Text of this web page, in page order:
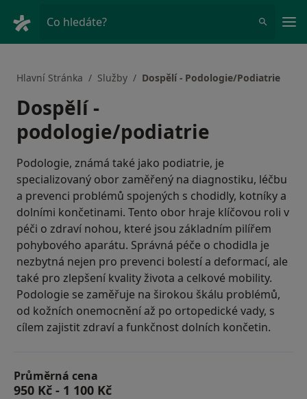
Co hledáte?
Hlavní Stránka Služby Dospělí - Podologie/Podiatrie
Dospělí -
podologie/podiatrie
Podologie, známá také jako podiatrie, je
specializovaný obor zaměřený na diagnostiku, léčbu
a prevenci problémů spojených s chodidly, kotníky a
dolními končetinami. Tento obor hraje klíčovou roli v
péči o zdraví nohou, které jsou základním pilířem
pohybového aparátu. Správná péče o chodidla je
nezbytná nejen pro prevenci bolestí a deformací, ale
také pro zlepšení kvality života a celkové mobility.
Podologie se zaměřuje na širokou škálu problémů,
od kožních onemocnění až po ortopedické vady, s
cílem zajistit zdraví a funkčnost dolních končetin.
Průměrná cena
950 Kč - 1 100 Kč